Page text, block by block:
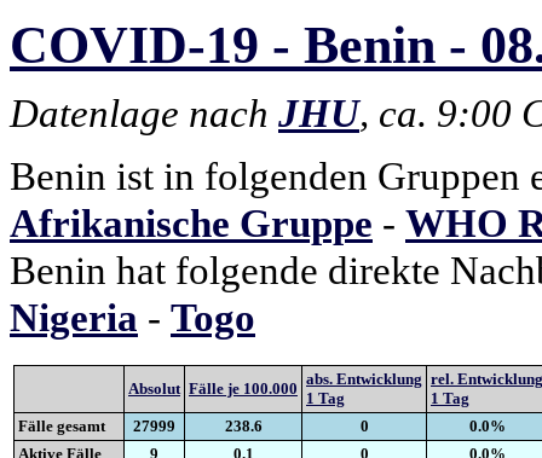
COVID-19 - Benin -
Datenlage nach JHU, ca. 9:00
Benin ist in folgenden Gruppen
Afrikanische Gruppe - WHO
Benin hat folgende direkte
Nigeria - Togo
Absolut Fälle je 100.000
abs. Entwicklung
1 Tag
rel. Entwicklung
1 Tag
Fälle gesamt
27999 238.6 0
0.0%
Aktive Fälle
9 0.1 0
0.0%